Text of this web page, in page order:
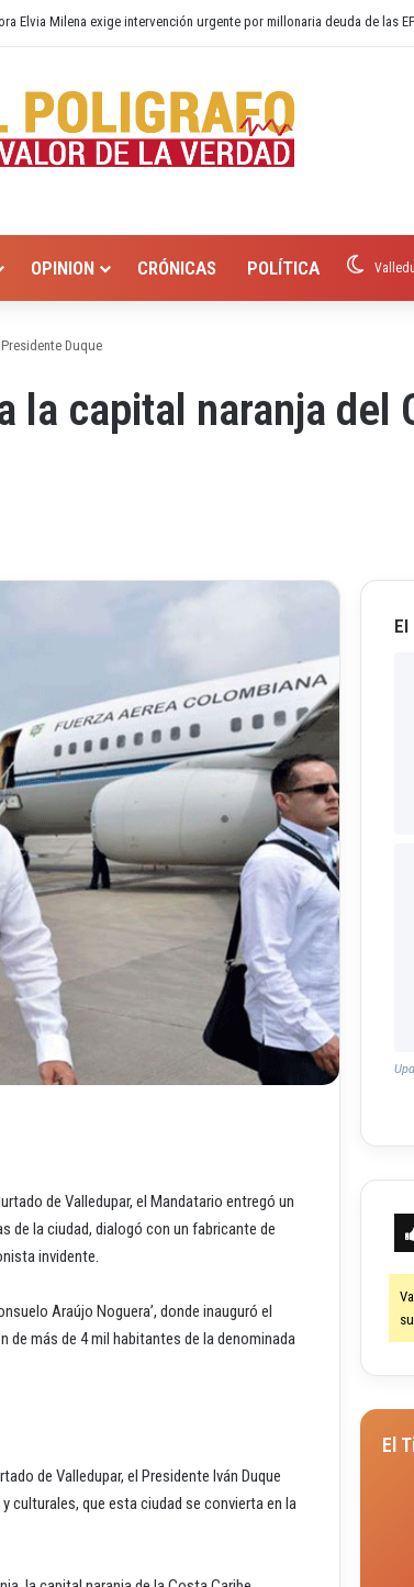
Valledupar propone recuperar el río Guatapurí
OPINION CRÓNICAS POLÍTICA
Duque
la capital naranja del
de Valledupar, el Mandatario entregó un
de la ciudad, dialogó con un fabricante de
invidente.
Araújo Noguera’, donde inauguró el
de más de 4 mil habitantes de la denominada
de Valledupar, el Presidente Iván Duque
culturales, que esta ciudad se convierta en la
El